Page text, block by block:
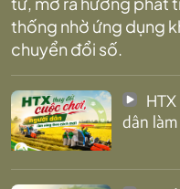
thống nhờ ứng dụng
chuyển đổi số.
dân